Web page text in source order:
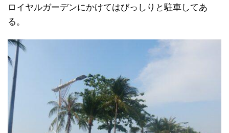
ロイヤルガーデンにかけてはびっしりと駐車してあ
る。